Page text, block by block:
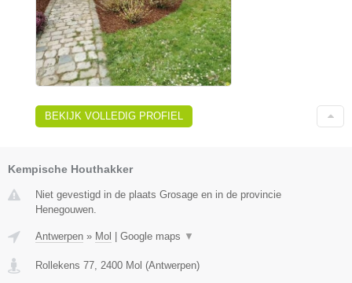
BEKIJK VOLLEDIG PROFIEL
Kempische Houthakker
Niet gevestigd in de plaats Grosage en in de provincie
Henegouwen.
Antwerpen » Mol Google maps ▼
Rollekens 77, 2400 Mol (Antwerpen)